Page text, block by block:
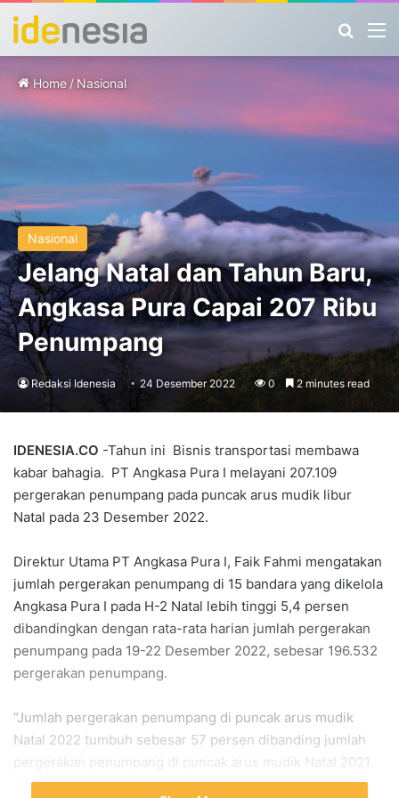
Home / Nasional
Nasional
Jelang Natal dan Tahun Baru,
Angkasa Pura Capai 207 Ribu
Penumpang
Redaksi Idenesia 24 Desember 2022 0 2 minutes read
IDENESIA.CO -Tahun ini Bisnis transportasi membawa
kabar bahagia. PT Angkasa Pura I melayani 207.109
pergerakan penumpang pada puncak arus mudik libur
Natal pada 23 Desember 2022.
Direktur Utama PT Angkasa Pura I, Faik Fahmi mengatakan
jumlah pergerakan penumpang di 15 bandara yang dikelola
Angkasa Pura I pada H-2 Natal lebih tinggi 5,4 persen
dibandingkan dengan rata-rata harian jumlah pergerakan
penumpang pada 19-22 Desember 2022, sebesar 196.532
pergerakan penumpang.
“Jumlah pergerakan penumpang di puncak arus mudik
Natal 2022 tumbuh sebesar 57 persen dibanding jumlah
pergerakan penumpang di puncak arus mudik Natal 2021
lalu, yang sebanyak 132.093 pergerakan penumpang,” ujar